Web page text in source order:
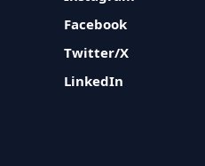
Facebook
Twitter/X
LinkedIn